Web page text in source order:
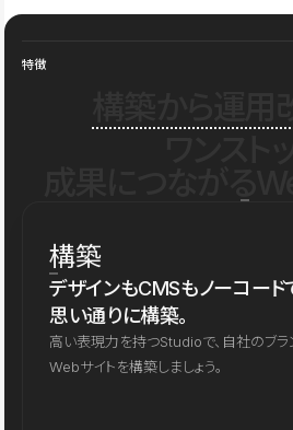
特徴
構築
デザインもCMSもノーコード
思い通りに構築。
高い表現力を持つStudioで、自社のブ
Webサイトを構築しましょう。